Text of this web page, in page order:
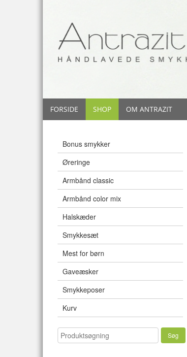
FORSIDE SHOP OM ANTRAZIT
Bonus smykker
Øreringe
Armbånd classic
Armbånd color mix
Halskæder
Smykkesæt
Mest for børn
Gaveæsker
Smykkeposer
Kurv